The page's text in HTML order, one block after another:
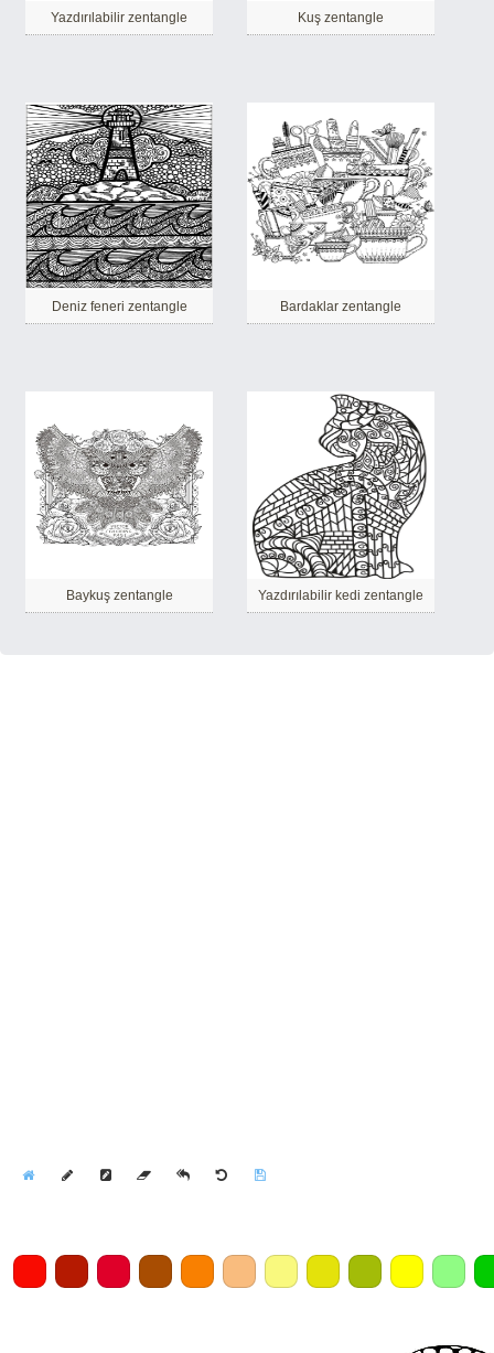
Yazdırılabilir zentangle Kuş zentangle
Deniz feneri zentangle Bardaklar zentangle
Baykuş zentangle Yazdırılabilir kedi zentangle